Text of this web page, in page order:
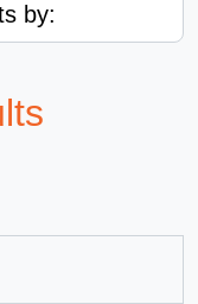
by: